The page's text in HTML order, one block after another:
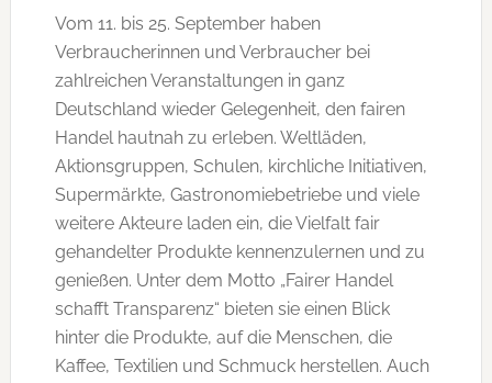
Vom 11. bis 25. September haben
Verbraucherinnen und Verbraucher bei
zahlreichen Veranstaltungen in ganz
Deutschland wieder Gelegenheit, den fairen
Handel hautnah zu erleben. Weltläden,
Aktionsgruppen, Schulen, kirchliche Initiativen,
Supermärkte, Gastronomiebetriebe und viele
weitere Akteure laden ein, die Vielfalt fair
gehandelter Produkte kennenzulernen und zu
genießen. Unter dem Motto „Fairer Handel
schafft Transparenz“ bieten sie einen Blick
hinter die Produkte, auf die Menschen, die
Kaffee, Textilien und Schmuck herstellen. Auch